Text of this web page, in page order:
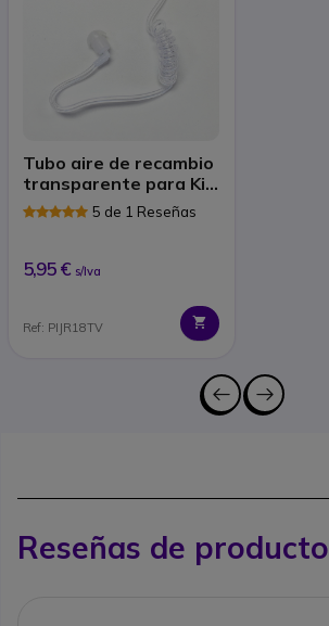
Tubo aire de recambio
transparente para Kit
Bodyguard5 de 1 Reseñas
5,95 € s/Iva
Ref: PIJR18TV
Reseñas de producto